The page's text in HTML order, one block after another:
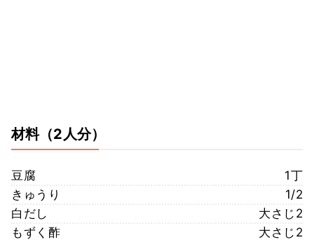
材料（2人分）
豆腐
1丁
きゅうり
1/2
白だし
大さじ2
もずく酢
大さじ2